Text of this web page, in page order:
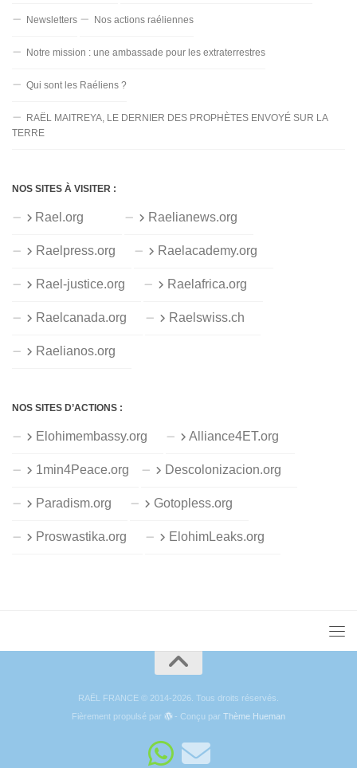
Newsletters Nos actions raéliennes
Notre mission : une ambassade pour les extraterrestres
Qui sont les Raéliens ?
RAËL MAITREYA, LE DERNIER DES PROPHÈTES ENVOYÉ SUR LA
TERRE
NOS SITES À VISITER :
Rael.org Raelianews.org
Raelpress.org Raelacademy.org
Rael-justice.org Raelafrica.org
Raelcanada.org Raelswiss.ch
Raelianos.org
NOS SITES D’ACTIONS :
Elohimembassy.org Alliance4ET.org
1min4Peace.org Descolonizacion.org
Paradism.org Gotopless.org
Proswastika.org ElohimLeaks.org
RAËL FRANCE © 2014-2026. Tous droits réservés.
Fièrement propulsé par
- Conçu parThème Hueman